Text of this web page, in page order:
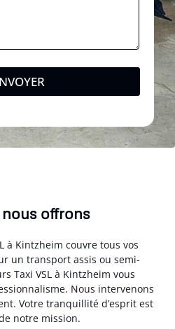
offrons
à Kintzheim couvre tous vos
un transport assis ou semi-
Taxi VSL à Kintzheim vous
Nous intervenons
Votre tranquillité d’esprit est
notre mission.